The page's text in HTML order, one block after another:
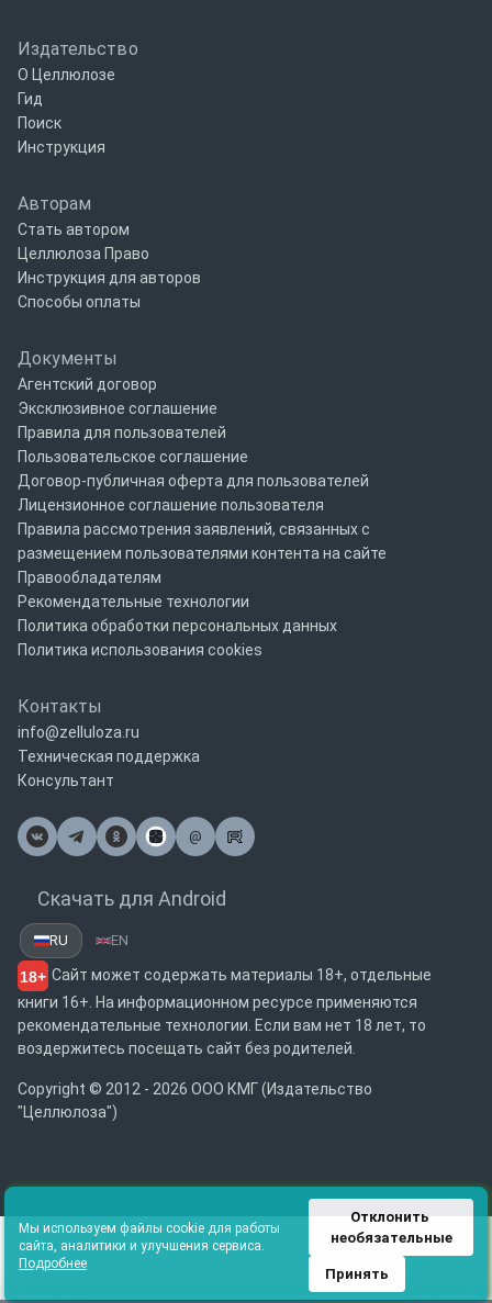
Издательство
О Целлюлозе
Гид
Поиск
Инструкция
Авторам
Стать автором
Целлюлоза Право
Инструкция для авторов
Способы оплаты
Документы
Агентский договор
Эксклюзивное соглашение
Правила для пользователей
Пользовательское соглашение
Договор-публичная оферта для пользователей
Лицензионное соглашение пользователя
Правила рассмотрения заявлений, связанных с
размещением пользователями контента на сайте
Правообладателям
Рекомендательные технологии
Политика обработки персональных данных
Политика использования cookies
Контакты
info@zelluloza.ru
Техническая поддержка
Консультант
@
Почта
Скачать для Android
RU EN
18+ Сайт может содержать материалы 18+, отдельные
книги 16+. На информационном ресурсе применяются
рекомендательные технологии. Если вам нет 18 лет, то
воздержитесь посещать сайт без родителей.
Copyright © 2012 - 2026 ООО КМГ (Издательство
"Целлюлоза")
Мы используем файлы cookie для работы
сайта, аналитики и улучшения сервиса.
Подробнее
Отклонить
необязательные
Принять